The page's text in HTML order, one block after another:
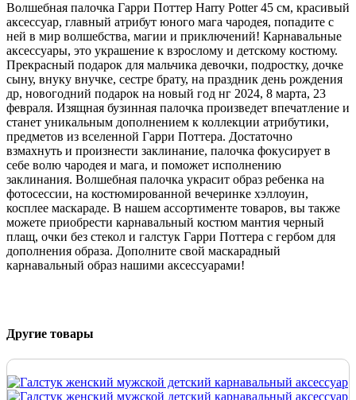
Волшебная палочка Гарри Поттер Harry Potter 45 см, красивый
аксессуар, главный атрибут юного мага чародея, попадите с
ней в мир волшебства, магии и приключений! Карнавальные
аксессуары, это украшение к взрослому и детскому костюму.
Прекрасный подарок для мальчика девочки, подростку, дочке
сыну, внуку внучке, сестре брату, на праздник день рождения
др, новогодний подарок на новый год нг 2024, 8 марта, 23
февраля. Изящная бузинная палочка произведет впечатление и
станет уникальным дополнением к коллекции атрибутики,
предметов из вселенной Гарри Поттера. Достаточно
взмахнуть и произнести заклинание, палочка фокусирует в
себе волю чародея и мага, и поможет исполнению
заклинания. Волшебная палочка украсит образ ребенка на
фотосессии, на костюмированной вечеринке хэллоуин,
косплее маскараде. В нашем ассортименте товаров, вы также
можете приобрести карнавальный костюм мантия черный
плащ, очки без стекол и галстук Гарри Поттера с гербом для
дополнения образа. Дополните свой маскарадный
карнавальный образ нашими аксессуарами!
Другие товары